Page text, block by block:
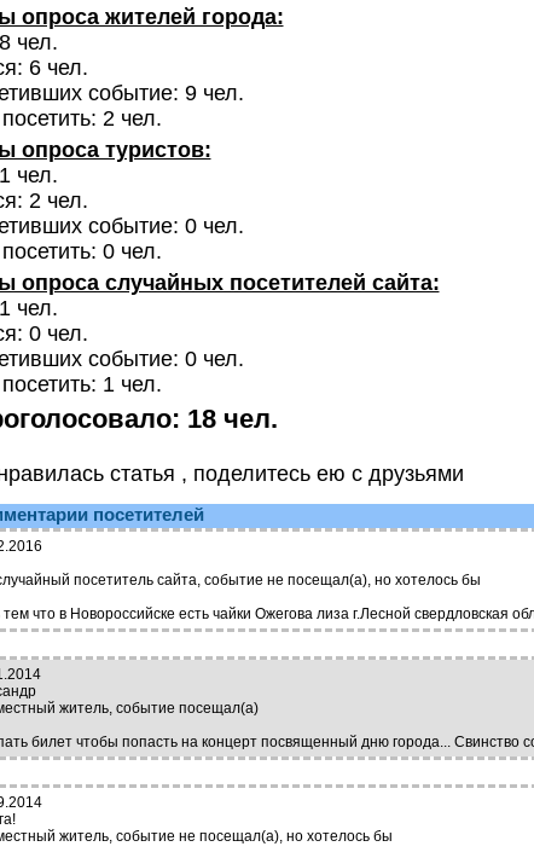
опроса жителей города:
чел.
6 чел.
событие: 9 чел.
2 чел.
опроса туристов:
чел.
2 чел.
событие: 0 чел.
0 чел.
опроса случайных посетителей сайта:
чел.
0 чел.
событие: 0 чел.
1 чел.
18 чел.
статья , поделитесь ею с друзьями
посетителей
посетитель сайта, событие не посещал(а), но хотелось бы
что в Новороссийске есть чайки Ожегова лиза г.Лесной свердловская
житель, событие посещал(а)
билет чтобы попасть на концерт посвященный дню города... Свинство
житель, событие не посещал(а), но хотелось бы